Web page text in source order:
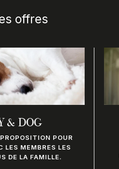
offres
& DOG
POUR
LES MEMBRES LES
DE LA FAMILLE.